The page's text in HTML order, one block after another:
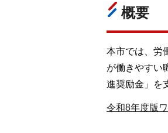
概要
本市では、労
が働きやすい
進奨励金」を
令和8年度版